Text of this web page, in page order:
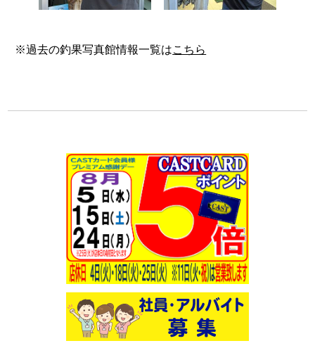
※過去の釣果写真館情報一覧はこちら